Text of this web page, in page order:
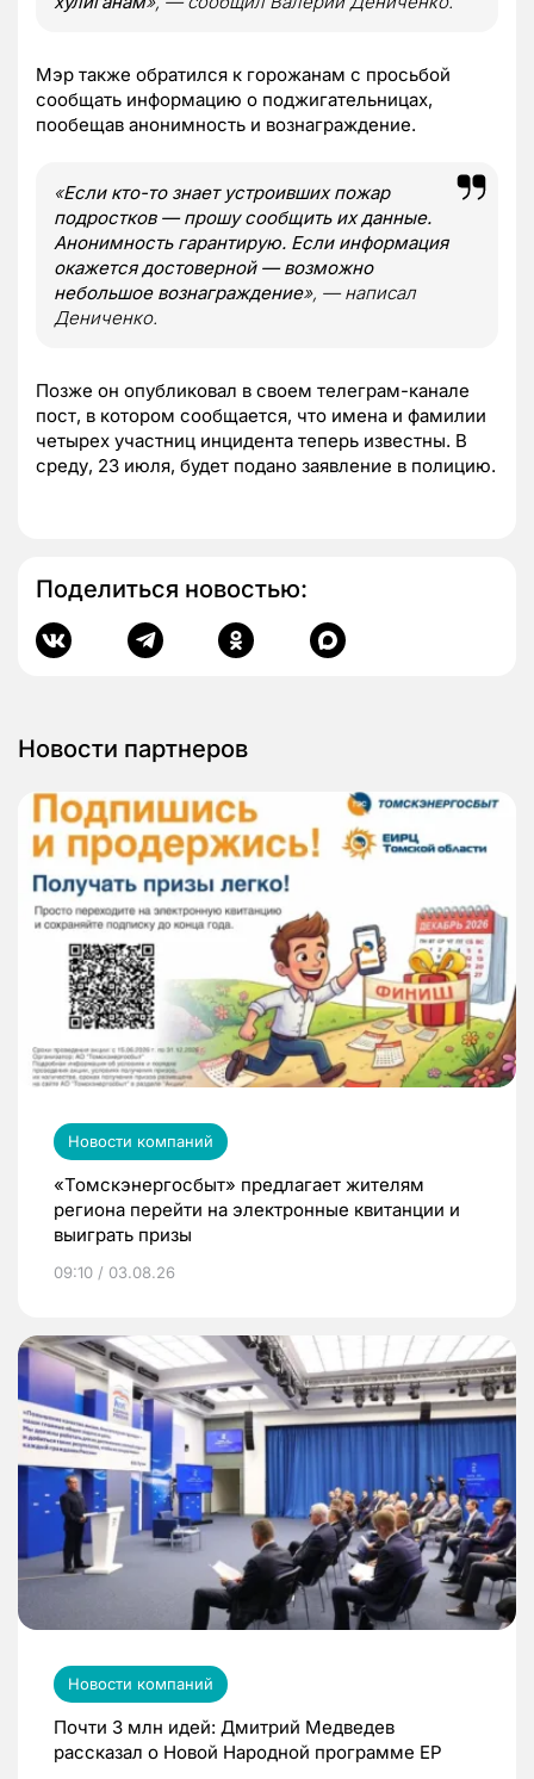
Мэр также обратился к горожанам с просьбой
сообщать информацию о поджигательницах,
пообещав анонимность и вознаграждение.
«Если кто-то знает устроивших пожар
подростков — прошу сообщить их данные.
Анонимность гарантирую. Если информация
окажется достоверной — возможно
небольшое вознаграждение», — написал
Дениченко.
Позже он опубликовал в своем телеграм-канале
пост, в котором сообщается, что имена и фамилии
четырех участниц инцидента теперь известны. В
среду, 23 июля, будет подано заявление в полицию.
Поделиться новостью:
Новости партнеров
Новости компаний
«Томскэнергосбыт» предлагает жителям
региона перейти на электронные квитанции и
выиграть призы
09:10 / 03.08.26
Новости компаний
Почти 3 млн идей: Дмитрий Медведев
рассказал о Новой Народной программе ЕР